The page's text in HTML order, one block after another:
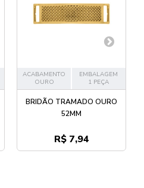
ACABAMENTO
OURO
EMBALAGEM
1 PEÇA
BRIDÃO TRAMADO OURO
52MM
R$ 7,94